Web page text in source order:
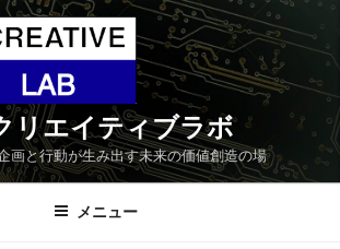
リエイティブラボ
画と行動が生み出す未来の価値創造の場
メニュー